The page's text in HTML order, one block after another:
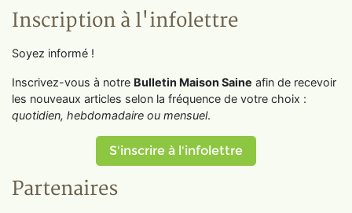
Inscription à l'infolettre
Soyez informé !
Inscrivez-vous à notre Bulletin Maison Saine afin de recevoir
les nouveaux articles selon la fréquence de votre choix :
quotidien, hebdomadaire ou mensuel.
S'inscrire à l'infolettre
Partenaires